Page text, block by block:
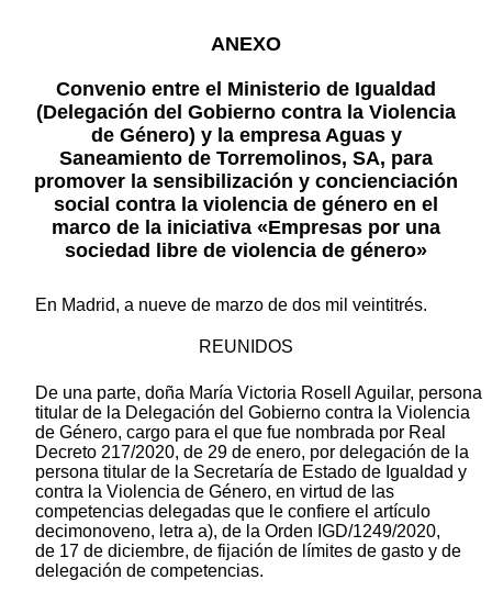
ANEXO
Convenio entre el Ministerio de Igualdad
(Delegación del Gobierno contra la Violencia
de Género) y la empresa Aguas y
Saneamiento de Torremolinos, SA, para
promover la sensibilización y concienciación
social contra la violencia de género en el
marco de la iniciativa «Empresas por una
sociedad libre de violencia de género»
En Madrid, a nueve de marzo de dos mil veintitrés.
REUNIDOS
De una parte, doña María Victoria Rosell Aguilar, persona
titular de la Delegación del Gobierno contra la Violencia
de Género, cargo para el que fue nombrada por Real
Decreto 217/2020, de 29 de enero, por delegación de la
persona titular de la Secretaría de Estado de Igualdad y
contra la Violencia de Género, en virtud de las
competencias delegadas que le confiere el artículo
decimonoveno, letra a), de la Orden IGD/1249/2020,
de 17 de diciembre, de fijación de límites de gasto y de
delegación de competencias.